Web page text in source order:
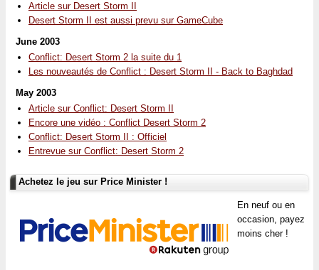
Article sur Desert Storm II
Desert Storm II est aussi prevu sur GameCube
June 2003
Conflict: Desert Storm 2 la suite du 1
Les nouveautés de Conflict : Desert Storm II - Back to Baghdad
May 2003
Article sur Conflict: Desert Storm II
Encore une vidéo : Conflict Desert Storm 2
Conflict: Desert Storm II : Officiel
Entrevue sur Conflict: Desert Storm 2
Achetez le jeu sur Price Minister !
En neuf ou en
occasion, payez
moins cher !